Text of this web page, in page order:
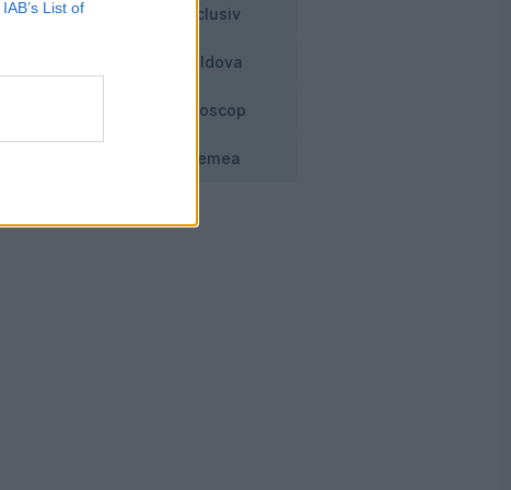
IAB’s List of
Exclusiv
Moldova
Horoscop
Vremea